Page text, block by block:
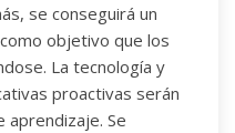
se conseguirá un
objetivo que los
La tecnología y
proactivas serán
Se